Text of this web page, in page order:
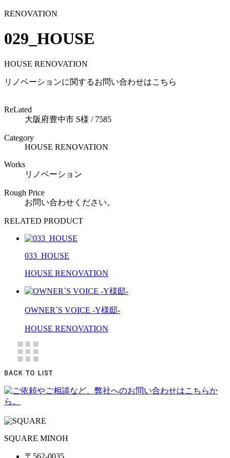
RENOVATION
029_HOUSE
HOUSE RENOVATION
リノベーションに関するお問い合わせはこちら
ReLated
大阪府豊中市 S様 / 7585
Category
HOUSE RENOVATION
Works
リノベーション
Rough Price
お問い合わせください。
RELATED PRODUCT
033_HOUSE
HOUSE RENOVATION
OWNER`S VOICE -Y様邸-
HOUSE RENOVATION
SQUARE MINOH
〒562-0035